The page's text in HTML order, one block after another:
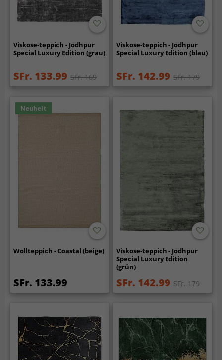
Viskose-teppich - Jodhpur
Special Luxury Edition (grau)
SFr. 133.99 SFr. 169
Viskose-teppich - Jodhpur
Special Luxury Edition (blau)
SFr. 142.99 SFr. 179
Neuheit
Wollteppich - Coastal (beige)
SFr. 133.99
Viskose-teppich - Jodhpur
Special Luxury Edition
(grün)
SFr. 142.99 SFr. 179